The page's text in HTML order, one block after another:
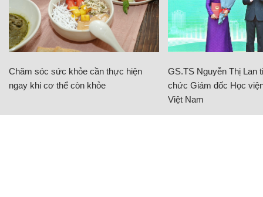
Chăm sóc sức khỏe cần thực hiện
ngay khi cơ thể còn khỏe
GS.TS Nguyễn Thị Lan
chức Giám đốc Học
Việt Nam